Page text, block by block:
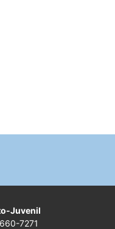
Juvenil
7271